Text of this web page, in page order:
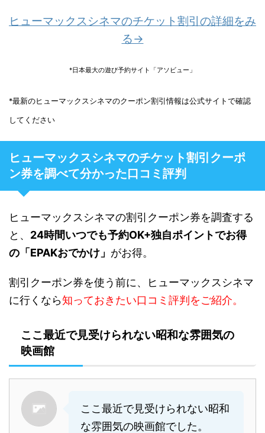
ヒューマックスシネマのチケット割引の詳細をみ
る→
*日本最大の遊び予約サイト「アソビュー」
*最新のヒューマックスシネマのクーポン割引情報は公式サイトで確認
してください
ヒューマックスシネマのチケット割引クーポ
ン券を調べて分かった口コミ評判
ヒューマックスシネマの割引クーポン券を調査する
と、 24時間いつでも予約OK+独自ポイントでお得
の「EPAKおでかけ」 がお得。
割引クーポン券を使う前に、ヒューマックスシネマ
に行くなら知っておきたい口コミ評判をご紹介。
ここ最近で見受けられない昭和な雰囲気の
映画館
ここ最近で見受けられない昭和
な雰囲気の映画館でした。